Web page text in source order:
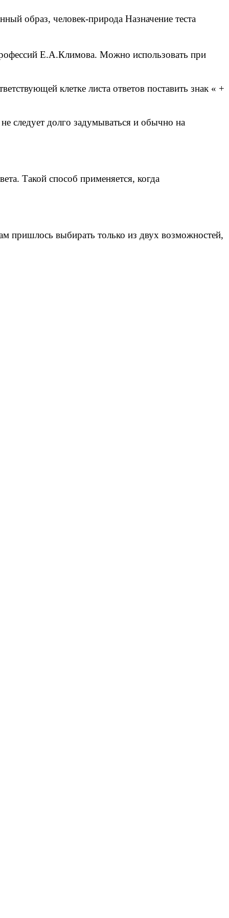
образ, человек-природа Назначение теста
Е.А.Климова. Можно использовать при
клетке листа ответов поставить знак « +
следует долго задумываться и обычно на
Такой способ применяется, когда
пришлось выбирать только из двух возможностей,